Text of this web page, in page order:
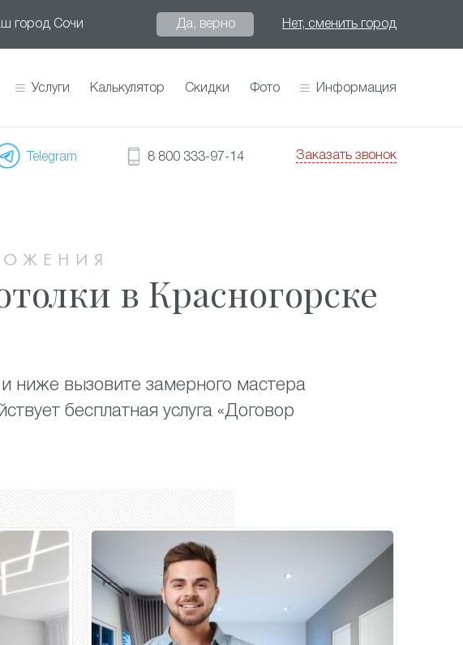
город Сочи Да, верно Нет, сменить город
Услуги Калькулятор Скидки Фото Информация
Telegram 8 800 333-97-14 Заказать звонок
в Красногорске
ниже вызовите замерного мастера
бесплатная услуга «Договор